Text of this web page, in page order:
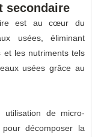
secondaire
est au cœur du
usées, éliminant
et les nutriments tels
usées grâce au
de micro-
décomposer la